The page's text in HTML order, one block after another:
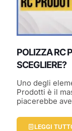
POLIZZA RC
SCEGLIERE?
Uno degli
Prodotti è il
piacerebbe
LEGGI